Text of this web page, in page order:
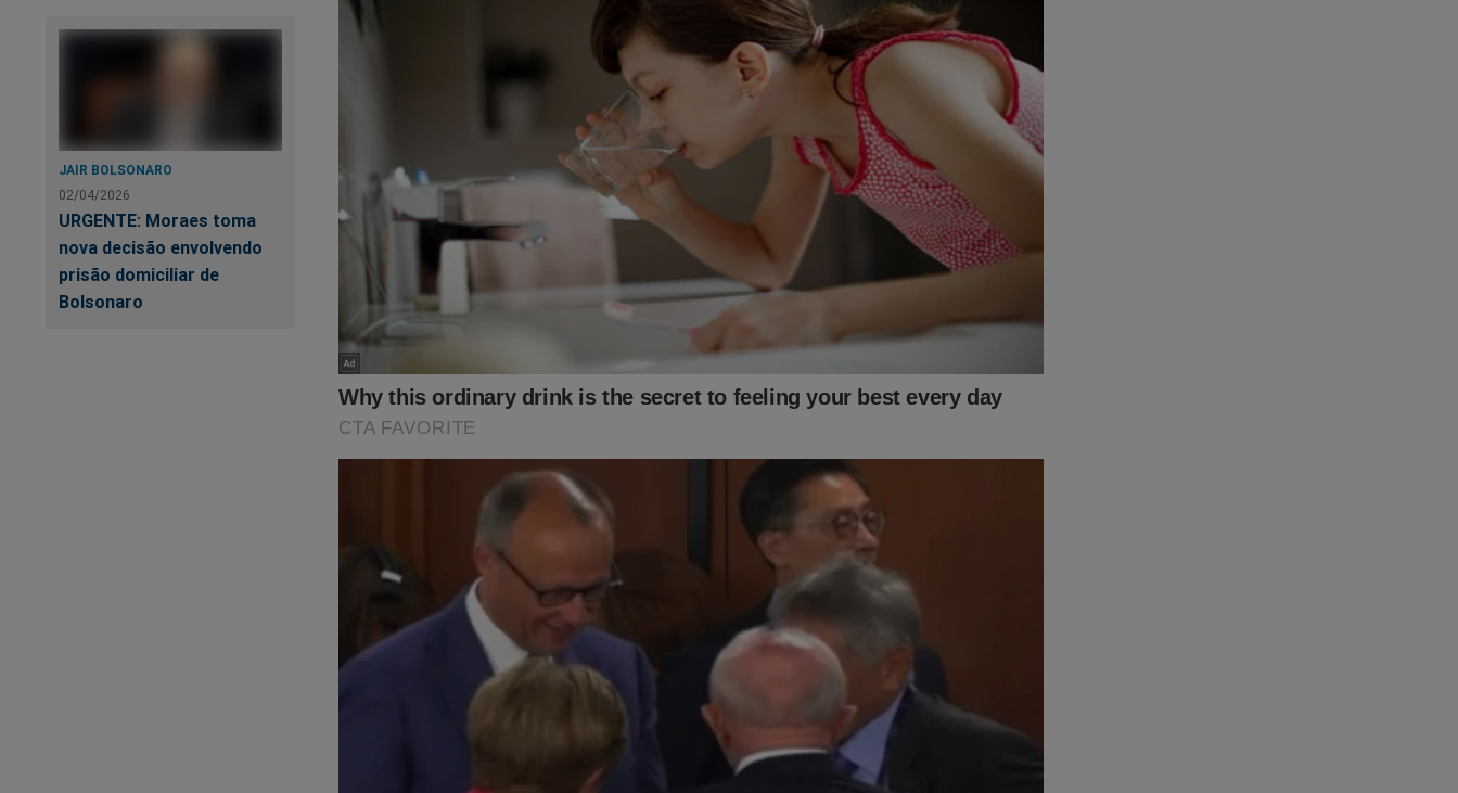
JAIR BOLSONARO
02/04/2026
URGENTE: Moraes toma
nova decisão envolvendo
prisão domiciliar de
Bolsonaro
Nas últimas semanas, a possibilidade de prisão de Jair Bolsonaro absurdamente se tornou
realidade. A cruel perseguição contra o ex-presidente, seus aliados e sua família parece não
ter limites! O "sistema" quer esconder o que realmente aconteceu em 2022... Tudo sobre
aquele pleito eleitoral foi documentado no livro
"O Fantasma do Alvorada - A Volta à Cena
do Crime", umbest sellerno Brasil. Não perca tempo. Caso tenha interesse, clique no link
abaixo para adquirir essa obra:
https://www.conteudoconservador.com.br/products/o-fantasma-do-alvorada-a-volta-a-
O próprio Bolsonaro já conhece o livro: